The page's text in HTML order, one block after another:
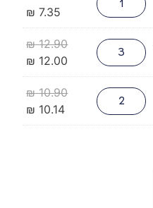
₪ 7.35
₪12.90
₪ 12.00
₪10.90
₪ 10.14